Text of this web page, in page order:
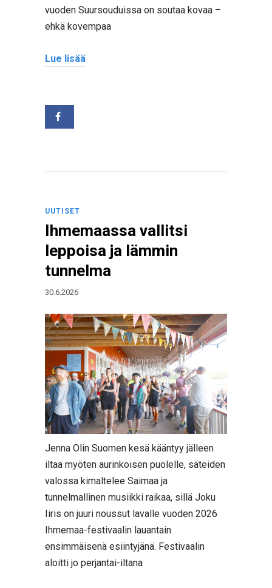
vuoden Suursouduissa on soutaa kovaa –
ehkä kovempaa
Lue lisää
UUTISET
Ihmemaassa vallitsi
leppoisa ja lämmin
tunnelma
30.6.2026
Jenna Olin Suomen kesä kääntyy jälleen
iltaa myöten aurinkoisen puolelle, säteiden
valossa kimaltelee Saimaa ja
tunnelmallinen musiikki raikaa, sillä Joku
Iiris on juuri noussut lavalle vuoden 2026
Ihmemaa-festivaalin lauantain
ensimmäisenä esiintyjänä. Festivaalin
aloitti jo perjantai-iltana